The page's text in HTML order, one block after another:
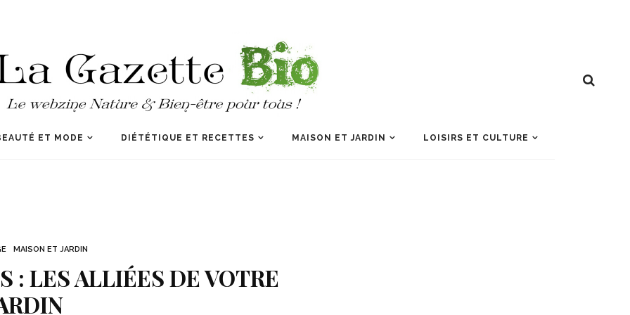
ET MODE DIÉTÉTIQUE ET RECETTES MAISON ET JARDIN LOISIRS ET CULTURE
MAISON ET JARDIN
: LES ALLIÉES DE VOTRE